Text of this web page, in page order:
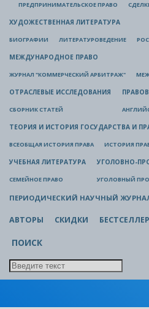
ПРЕДПРИНИМАТЕЛЬСКОЕ ПРАВО
ХУДОЖЕСТВЕННАЯ ЛИТЕРАТУРА
БИОГРАФИИ ЛИТЕРАТУРОВЕДЕНИЕ
МЕЖДУНАРОДНОЕ ПРАВО
ЖУРНАЛ "КОММЕРЧЕСКИЙ АРБИТРАЖ"
ОТРАСЛЕВЫЕ ИССЛЕДОВАНИЯ
СБОРНИК СТАТЕЙ
ТЕОРИЯ И ИСТОРИЯ ГОСУДАРСТВА И
ВСЕОБЩАЯ ИСТОРИЯ ПРАВА ИСТОРИЯ
УЧЕБНАЯ ЛИТЕРАТУРА
СЕМЕЙНОЕ ПРАВО
УГОЛОВНО-
УГОЛОВНЫЙ
ПЕРИОДИЧЕСКИЙ НАУЧНЫЙ
АВТОРЫ СКИДКИ
ПОИСК